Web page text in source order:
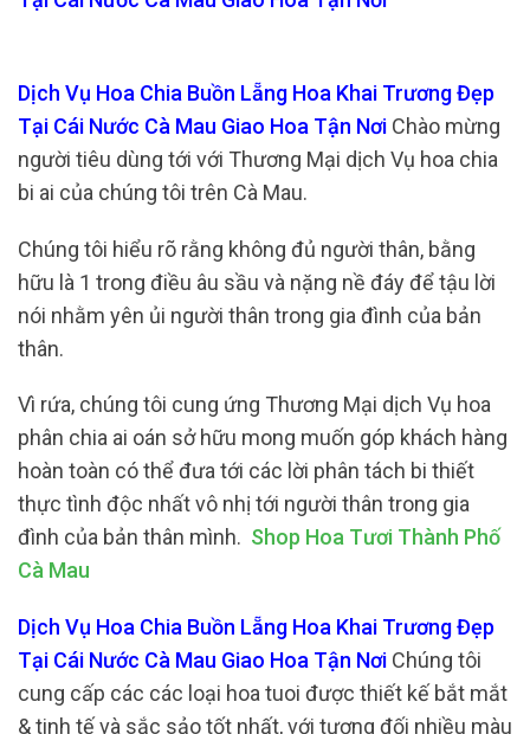
Dịch Vụ Hoa Chia Buồn Lẵng Hoa Khai Trương Đẹp
Tại Cái Nước Cà Mau Giao Hoa Tận Nơi Chào mừng
người tiêu dùng tới với Thương Mại dịch Vụ hoa chia
bi ai của chúng tôi trên Cà Mau.
Chúng tôi hiểu rõ rằng không đủ người thân, bằng
hữu là 1 trong điều âu sầu và nặng nề đáy để tậu lời
nói nhằm yên ủi người thân trong gia đình của bản
thân.
Vì rứa, chúng tôi cung ứng Thương Mại dịch Vụ hoa
phân chia ai oán sở hữu mong muốn góp khách hàng
hoàn toàn có thể đưa tới các lời phân tách bi thiết
thực tình độc nhất vô nhị tới người thân trong gia
đình của bản thân mình. Shop Hoa Tươi Thành Phố
Cà Mau
Dịch Vụ Hoa Chia Buồn Lẵng Hoa Khai Trương Đẹp
Tại Cái Nước Cà Mau Giao Hoa Tận Nơi Chúng tôi
cung cấp các các loại hoa tuoi được thiết kế bắt mắt
& tinh tế và sắc sảo tốt nhất, với tương đối nhiều màu